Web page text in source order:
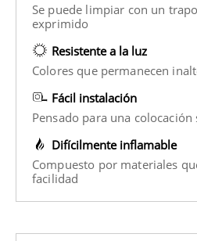
Se puede limpiar con un
exprimido
Resistente a la luz
Colores que permanecen
Fácil instalación
Pensado para una
Difícilmente inflamable
Compuesto por materiales
facilidad